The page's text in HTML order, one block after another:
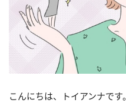
こんにちは、トイアンナです。